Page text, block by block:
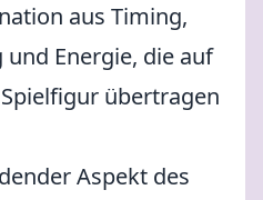
aus Timing,
Energie, die auf
übertragen
Aspekt des